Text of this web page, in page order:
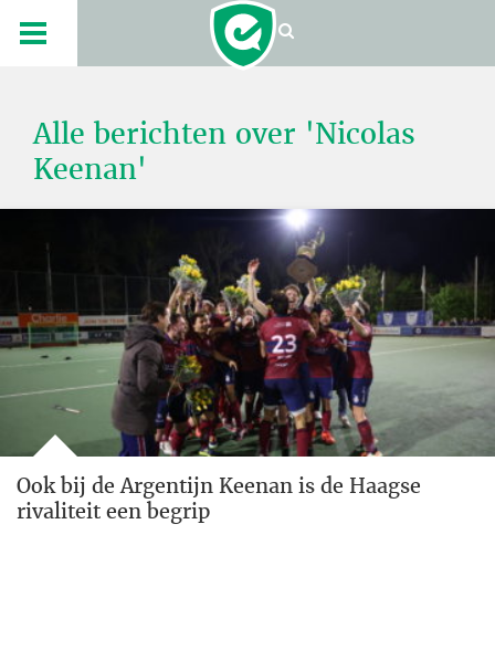
Alle berichten over 'Nicolas
Keenan'
Ook bij de Argentijn Keenan is de Haagse
rivaliteit een begrip